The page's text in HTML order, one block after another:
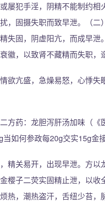
屡犯手淫，阴精不能制约相
，固摄失职而致早泄。（
失固，阴虚阳亢，而成早泄
徽，以致肾不藏精而失职，
欲亢盛，急燥易怒，心悸
方药：龙胆泻肝汤加味（
如何参政每20g交实15g金
精关易开，出现早泄。方以
樱子二荧实固精止泄，以收
热，潮热盗汗，舌纽少苔，